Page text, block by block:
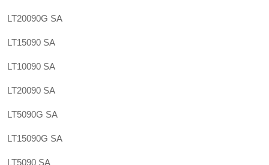
LT20090G SA
LT15090 SA
LT10090 SA
LT20090 SA
LT5090G SA
LT15090G SA
LT5090 SA